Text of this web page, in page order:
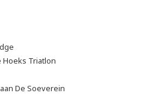
Hoeks Triatlon
De Soeverein